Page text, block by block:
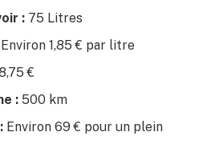
: 75 Litres
Environ 1,85 € par litre
€
: 500 km
Environ 69 € pour un plein